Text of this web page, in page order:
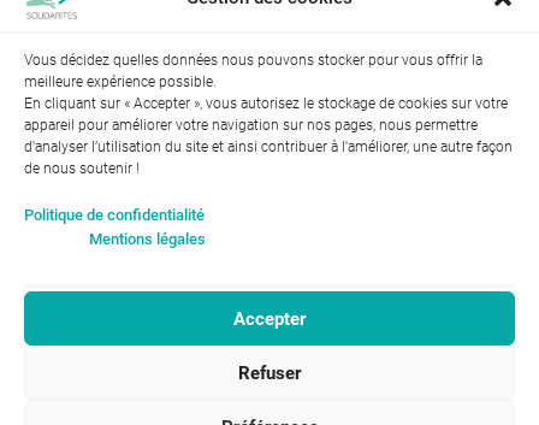
Vous décidez quelles données nous pouvons stocker pour vous offrir la
meilleure expérience possible.
En cliquant sur « Accepter », vous autorisez le stockage de cookies sur votre
appareil pour améliorer votre navigation sur nos pages, nous permettre
d'analyser l’utilisation du site et ainsi contribuer à l'améliorer, une autre façon
de nous soutenir !
Politique de confidentialité
Mentions légales
Accepter
Refuser
← Précédent
femmes : 94
Entraide et Solidarités
46, avenue Gustave Eiffel
RGPD-Confidentialité|